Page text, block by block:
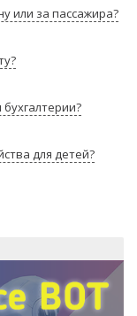
или за пассажира?
для детей?